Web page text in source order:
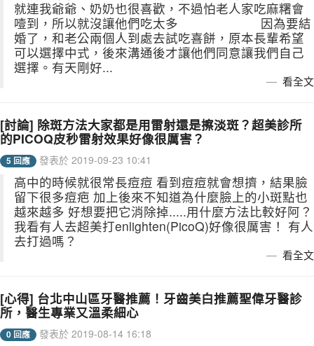
就連我爺爺、奶奶也很喜歡，不過怕老人家吃麻糬會
噎到，所以就沒讓他們吃太多 因為要結
婚了，和老公兩個人到處去試吃喜餅，原本長輩希望
可以選擇中式，後來溝通後才讓他們同意讓我們自己
選擇。有天剛好...
看全文
[討論] 除斑方法大家都是用雷射還是擦淡斑？超美診所
的PICOQ皮秒雷射效果好像很厲害？
5 回應 發表於 2019-09-23 10:41
高中的時候就很常長痘痘 看到痘痘就會想擠，結果臉
留下很多痘疤 加上後來不知道為什麼臉上的小斑點也
越來越多 好想要把它消除掉.....用什麼方法比較好阿？
我看有人去超美打enlighten(PicoQ)好像很厲害！ 有人
去打過嗎？
看全文
[心得] 台北中山區牙醫推薦！牙齒美白推薦聖偉牙醫診
所，醫生專業又溫柔細心
0 回應 發表於 2019-08-14 16:18